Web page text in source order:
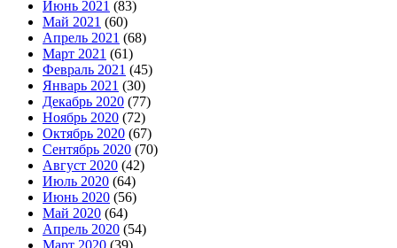
Июнь 2021 (83)
Май 2021 (60)
Апрель 2021 (68)
Март 2021 (61)
Февраль 2021 (45)
Январь 2021 (30)
Декабрь 2020 (77)
Ноябрь 2020 (72)
Октябрь 2020 (67)
Сентябрь 2020 (70)
Август 2020 (42)
Июль 2020 (64)
Июнь 2020 (56)
Май 2020 (64)
Апрель 2020 (54)